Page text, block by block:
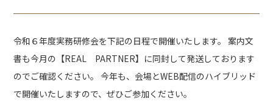
令和６年度実務研修会を下記の日程で開催いたします。 案内文
書も今月の【REAL PARTNER】に同封して発送しております
のでご確認ください。 今年も、会場とWEB配信のハイブリッド
で開催いたしますので、ぜひご参加ください。